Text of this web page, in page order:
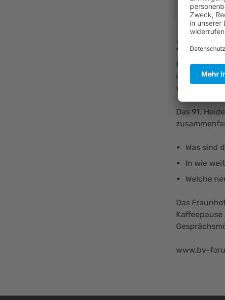
Mit
überwinden,
wird und
Das 91.
Was sind
In wie
Welche
Das
www.bv-